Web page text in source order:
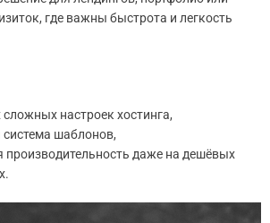
где важны быстрота и легкость
сложных настроек хостинга,
система шаблонов,
производительность даже на дешёвых